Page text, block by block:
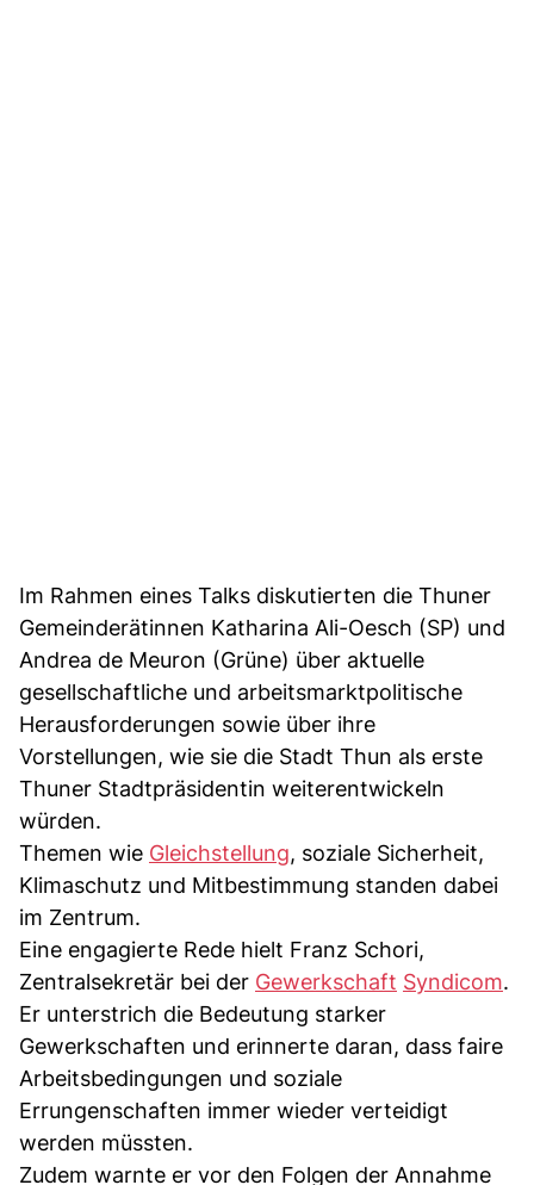
Im Rahmen eines Talks diskutierten die Thuner
Gemeinderätinnen Katharina Ali-Oesch (SP) und
Andrea de Meuron (Grüne) über aktuelle
gesellschaftliche und arbeitsmarktpolitische
Herausforderungen sowie über ihre
Vorstellungen, wie sie die Stadt Thun als erste
Thuner Stadtpräsidentin weiterentwickeln
würden.
Themen wie Gleichstellung, soziale Sicherheit,
Klimaschutz und Mitbestimmung standen dabei
im Zentrum.
Eine engagierte Rede hielt Franz Schori,
Zentralsekretär bei der Gewerkschaft Syndicom.
Er unterstrich die Bedeutung starker
Gewerkschaften und erinnerte daran, dass faire
Arbeitsbedingungen und soziale
Errungenschaften immer wieder verteidigt
werden müssten.
Zudem warnte er vor den Folgen der Annahme